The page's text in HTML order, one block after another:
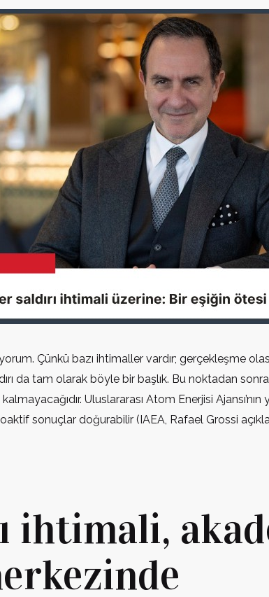
Çünkü bazı ihtimaller vardır; gerçekleşme
da tam olarak böyle bir başlık. Bu noktadan
Uluslararası Atom Enerjisi Ajansı’nın
sonuçlar doğurabilir (IAEA, Rafael Grossi
ihtimali,